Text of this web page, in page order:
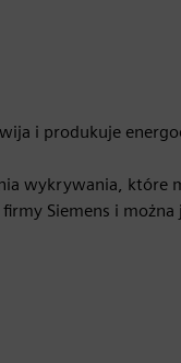
i produkuje
wykrywania,
Siemens i można